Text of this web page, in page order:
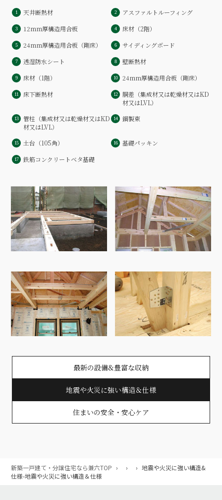
1 天井断熱材 2 アスファルトルーフィング
3 12mm厚構造用合板 4 床材（2階）
5 24mm厚構造用合板（剛床） 6 サイディングボード
7 透湿防水シート 8 壁断熱材
9 床材（1階） 10 24mm厚構造用合板（剛床）
11 床下断熱材 12
胴差（集成材又は乾燥材又はKD
材又はLVL）
13
管柱（集成材又は乾燥材又はKD
材又はLVL）
14 鋼製束
15 土台（105角） 16 基礎パッキン
17 鉄筋コンクリートベタ基礎
最新の設備&豊富な収納
地震や火災に強い構造＆仕様
住まいの安全・安心ケア
新築一戸建て・分譲住宅なら兼六TOP › › › 地震や火災に強い構造&
仕様-地震や火災に強い構造＆仕様